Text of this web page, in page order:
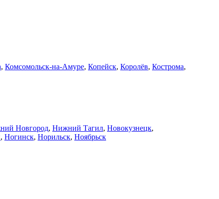
, Комсомольск-на-Амуре, Копейск, Королёв, Кострома,
Новгород, Нижний Тагил, Новокузнецк,
, Ногинск, Норильск, Ноябрьск